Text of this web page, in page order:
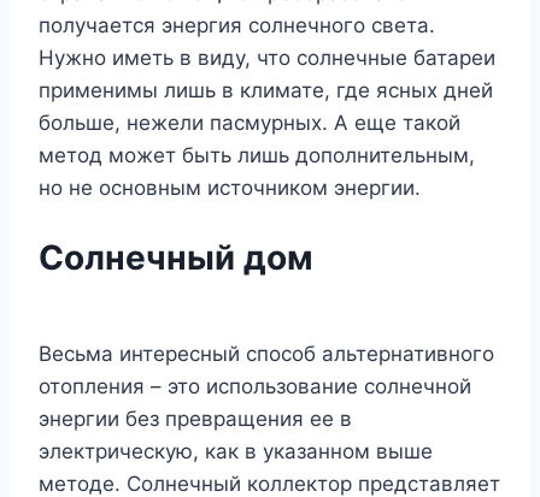
получается энергия солнечного света.
Нужно иметь в виду, что солнечные батареи
применимы лишь в климате, где ясных дней
больше, нежели пасмурных. А еще такой
метод может быть лишь дополнительным,
но не основным источником энергии.
Солнечный дом
Весьма интересный способ альтернативного
отопления – это использование солнечной
энергии без превращения ее в
электрическую, как в указанном выше
методе. Солнечный коллектор представляет